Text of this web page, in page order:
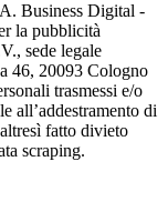
Business Digital -
la pubblicità
sede legale
46, 20093 Cologno
trasmessi e/o
all’addestramento di
fatto divieto
scraping.